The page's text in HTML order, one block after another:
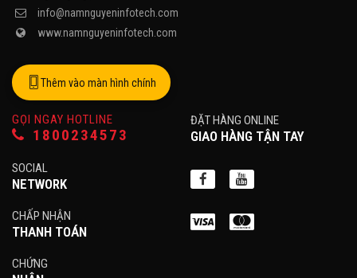
info@namnguyeninfotech.com
www.namnguyeninfotech.com
Thêm vào màn hình chính
GỌI NGAY HOTLINE
1800234573
ĐẶT HÀNG ONLINE
GIAO HÀNG TẬN TAY
SOCIAL
NETWORK
CHẤP NHẬN
THANH TOÁN
CHỨNG